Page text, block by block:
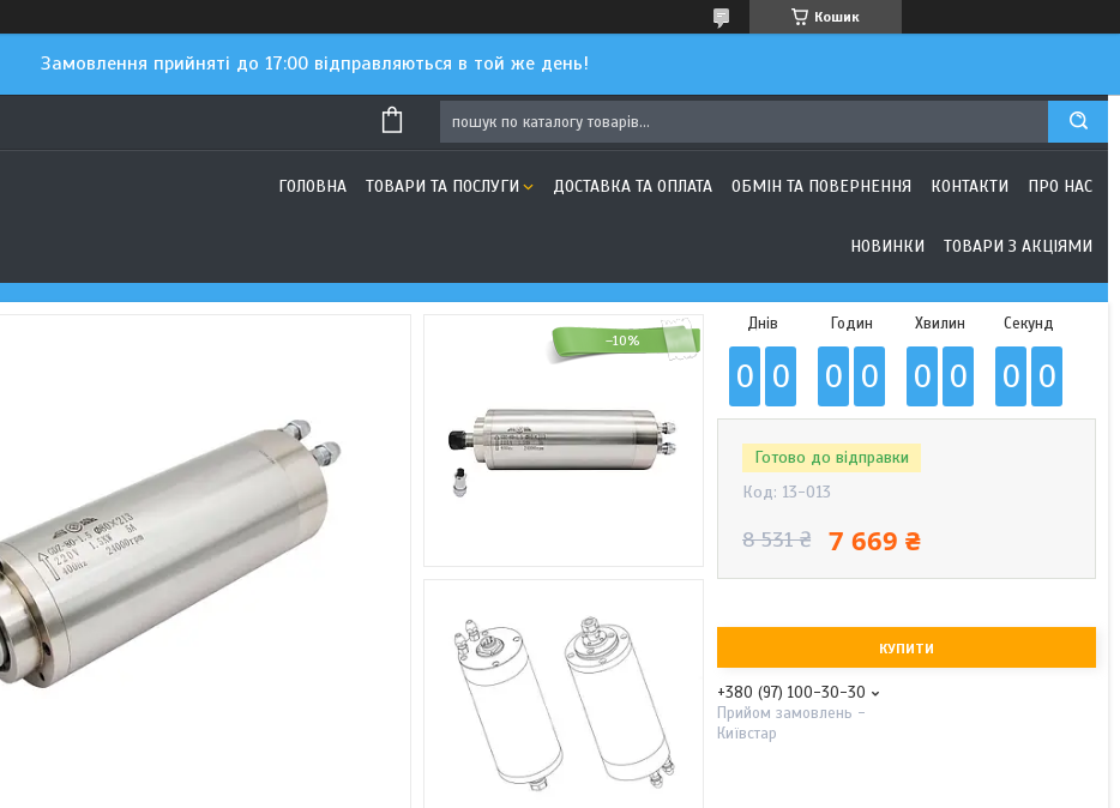
Кошик
Замовлення прийняті до 17:00 відправляються в той же день!
ГОЛОВНА ТОВАРИ ТА ПОСЛУГИ ДОСТАВКА ТА ОПЛАТА ОБМІН ТА ПОВЕРНЕННЯ КОНТАКТИ ПРО НАС
НОВИНКИ ТОВАРИ З АКЦІЯМИ
–10%
Днів
0 0
Годин
0 0
Хвилин
0 0
Секунд
0 0
Готово до відправки
Код: 13-013
8 531 ₴ 7 669 ₴
КУПИТИ
+380 (97) 100-30-30
Прийом замовлень -
Київстар